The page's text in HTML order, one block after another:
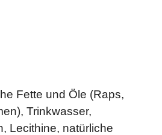
Fette und Öle (Raps,
Trinkwasser,
Lecithine, natürliche